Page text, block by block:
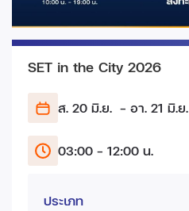
SET in the City 2026
ส. 20 มิ.ย. - อา. 21 มิ.ย.
03:00 - 12:00 น.
ประเภท